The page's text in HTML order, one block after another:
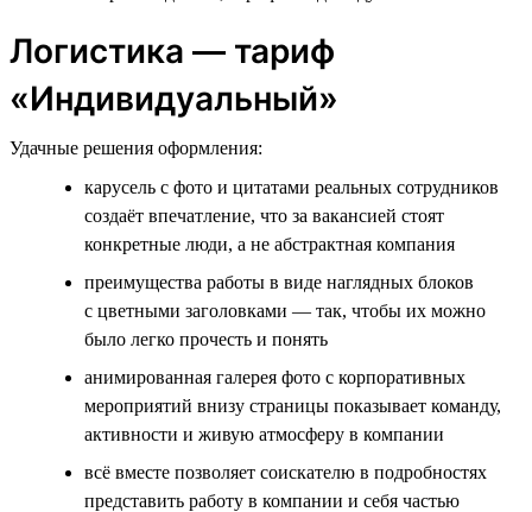
Логистика — тариф
«Индивидуальный»
Удачные решения оформления:
карусель с фото и цитатами реальных сотрудников
создаёт впечатление, что за вакансией стоят
конкретные люди, а не абстрактная компания
преимущества работы в виде наглядных блоков
с цветными заголовками — так, чтобы их можно
было легко прочесть и понять
анимированная галерея фото с корпоративных
мероприятий внизу страницы показывает команду,
активности и живую атмосферу в компании
всё вместе позволяет соискателю в подробностях
представить работу в компании и себя частью